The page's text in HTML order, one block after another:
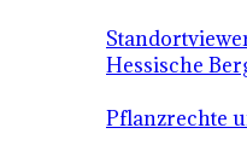
Hessische
Pflanzrechte